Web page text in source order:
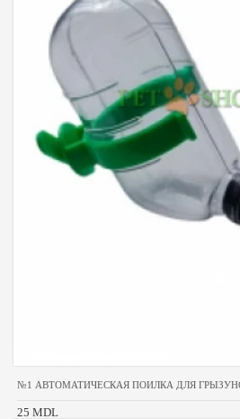
№1 АВТОМАТИЧЕСКАЯ ПОИЛКА ДЛЯ
25 MDL